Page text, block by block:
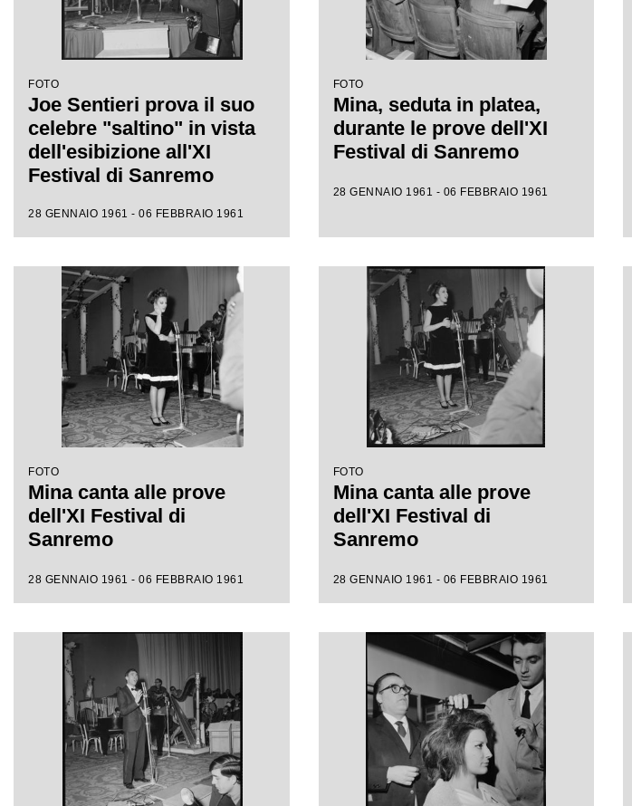
FOTO
Joe Sentieri prova il suo
celebre "saltino" in vista
dell'esibizione all'XI
Festival di Sanremo
28 GENNAIO 1961 - 06 FEBBRAIO 1961
FOTO
Mina, seduta in platea,
durante le prove dell'XI
Festival di Sanremo
28 GENNAIO 1961 - 06 FEBBRAIO 1961
FOTO
Mina canta alle prove
dell'XI Festival di
Sanremo
28 GENNAIO 1961 - 06 FEBBRAIO 1961
FOTO
Mina canta alle prove
dell'XI Festival di
Sanremo
28 GENNAIO 1961 - 06 FEBBRAIO 1961